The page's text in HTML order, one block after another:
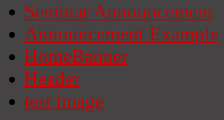
Seminar Announcement
Announcement Example
HomeBanner
Header
test image